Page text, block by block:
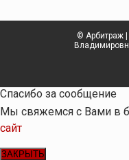
© Арбитраж |
Спасибо за сообщение
Мы свяжемся с Вами в
сайт
ЗАКРЫТЬ